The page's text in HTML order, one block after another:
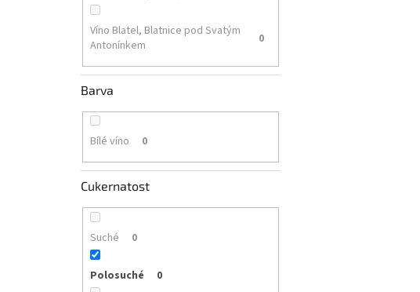
Víno Blatel, Blatnice pod Svatým
Antonínkem
0
Barva
Bílé víno 0
Cukernatost
Suché 0
Polosuché 0